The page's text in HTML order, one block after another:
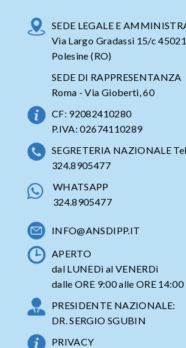
SEDE LEGALE E
Via Largo Gradassi 15/c
Polesine (RO)
SEDE DI RAPPRESENTANZA
Roma - Via Gioberti, 60
CF: 92082410280
P.IVA: 02674110289
SEGRETERIA NAZIONALE Tel.
324.8905477
WHATSAPP
324.8905477
INFO@ANSDIPP.IT
APERTO
dal LUNEDì al VENERDì
dalle ORE 9:00 alle ORE 14:00
PRESIDENTE NAZIONALE:
DR. SERGIO SGUBIN
PRIVACY